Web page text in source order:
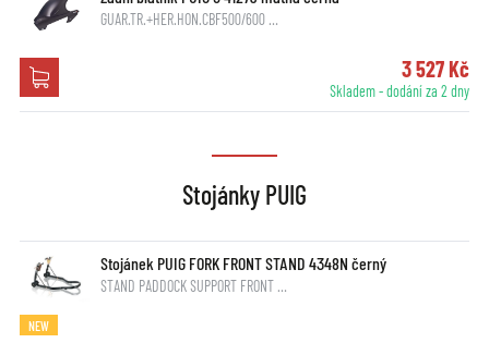
GUAR.TR.+HER.HON.CBF500/600 …
3 527 Kč
Skladem - dodání za 2 dny
Stojánky PUIG
Stojánek PUIG FORK FRONT STAND 4348N černý
STAND PADDOCK SUPPORT FRONT …
NEW